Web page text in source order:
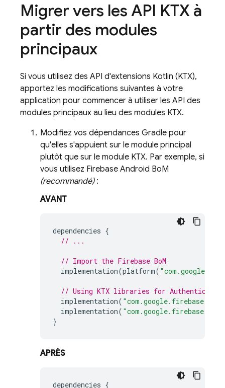
Migrer vers les API KTX à
partir des modules
principaux
Si vous utilisez des API d'extensions Kotlin (KTX),
apportez les modifications suivantes à votre
application pour commencer à utiliser les API des
modules principaux au lieu des modules KTX.
Modifiez vos dépendances Gradle pour
qu'elles s'appuient sur le module principal
plutôt que sur le module KTX. Par exemple, si
vous utilisez Firebase Android BoM
(recommandé):
AVANT
dependencies {
// ...
// Import the Firebase BoM
implementation(platform(
// Using KTX libraries for
implementation(
implementation(
}
APRÈS
dependencies {